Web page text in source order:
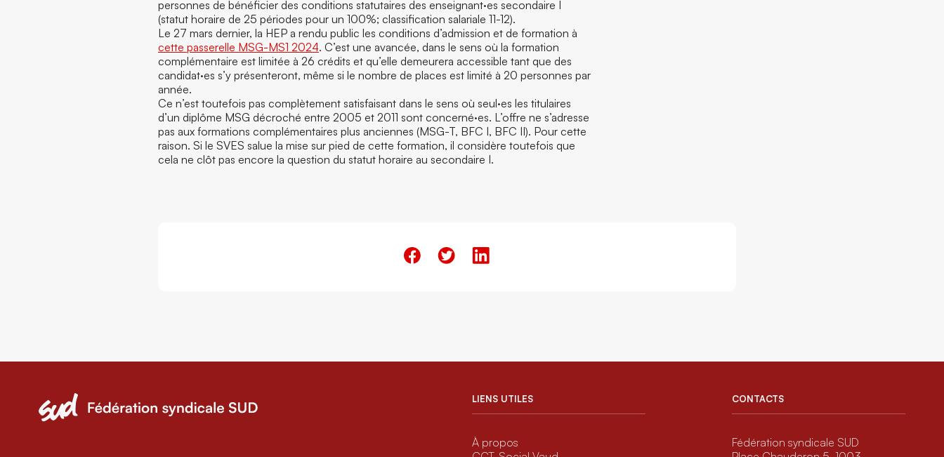
personnes de bénéficier des conditions statutaires des enseignant·es secondaire I
(statut horaire de 25 périodes pour un 100%; classification salariale 11-12).
Le 27 mars dernier, la HEP a rendu public les conditions d’admission et de formation à
cette passerelle MSG-MS1 2024. C’est une avancée, dans le sens où la formation
complémentaire est limitée à 26 crédits et qu’elle demeurera accessible tant que des
candidat·es s’y présenteront, même si le nombre de places est limité à 20 personnes par
année.
Ce n’est toutefois pas complètement satisfaisant dans le sens où seul·es les titulaires
d’un diplôme MSG décroché entre 2005 et 2011 sont concerné·es. L’offre ne s’adresse
pas aux formations complémentaires plus anciennes (MSG-T, BFC I, BFC II). Pour cette
raison. Si le SVES salue la mise sur pied de cette formation, il considère toutefois que
cela ne clôt pas encore la question du statut horaire au secondaire I.
LIENS UTILES
À propos
CONTACTS
Fédération syndicale SUD